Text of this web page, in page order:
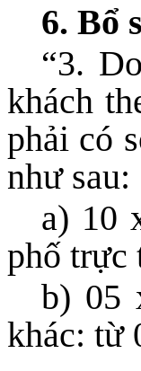
6. Bổ
“3.
khách
phải có
như sau:
a) 10
phố trực
b) 05
khác: từ